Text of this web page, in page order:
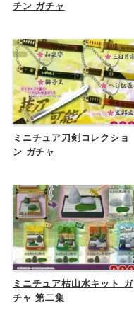
チン ガチャ
ミニチュア刀剣コレクショ
ン ガチャ
ミニチュア枯山水キット ガ
チャ 第二集